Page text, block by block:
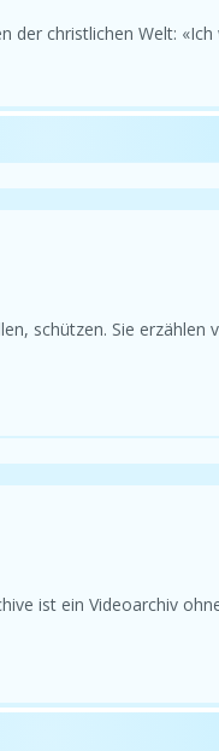
christlichen Welt:
schützen. Sie
ist ein Videoarchiv